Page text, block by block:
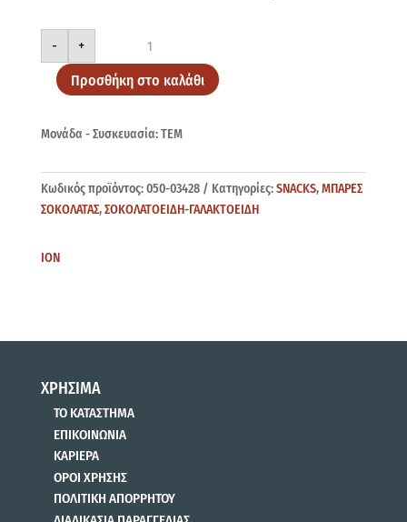
-
BREAK
GOLDBLUEBERRY
85gr
ποσότητα
+
Προσθήκη στο καλάθι
Μονάδα - Συσκευασία: ΤΕΜ
Κωδικός προϊόντος:050-03428 Κατηγορίες:SNACKS,ΜΠΑΡΕΣ
ΣΟΚΟΛΑΤΑΣ,ΣΟΚΟΛΑΤΟΕΙΔΗ-ΓΑΛΑΚΤΟΕΙΔΗ
ΙΟΝ
ΧΡΗΣΙΜΑ
ΤΟ ΚΑΤΑΣΤΗΜΑ
ΕΠΙΚΟΙΝΩΝΙΑ
ΚΑΡΙΕΡΑ
ΟΡΟΙ ΧΡΗΣΗΣ
ΠΟΛΙΤΙΚΗ ΑΠΟΡΡΗΤΟΥ